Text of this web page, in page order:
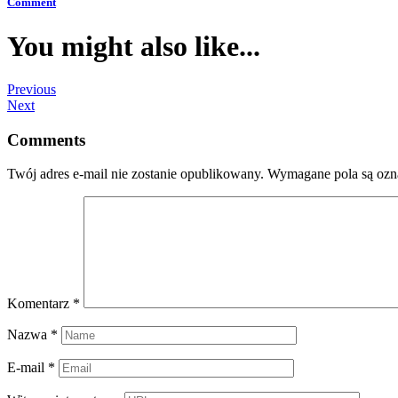
You might also like...
Previous
Next
Comments
Twój adres e-mail nie zostanie opublikowany. Wymagane pola są
Komentarz *
Nazwa *
E-mail *